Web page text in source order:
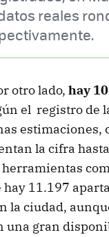
reales
otro lado, hay
el registro de
estimaciones,
la cifra
11.197
la ciudad,
una gran